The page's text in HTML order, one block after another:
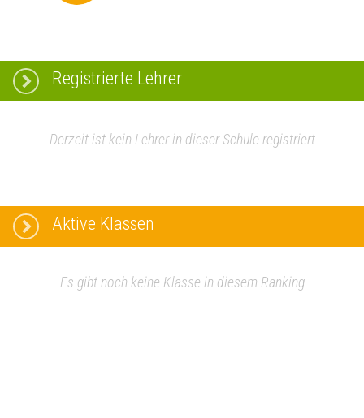
Registrierte Lehrer
Derzeit ist kein Lehrer in dieser Schule registriert
Aktive Klassen
Es gibt noch keine Klasse in diesem Ranking